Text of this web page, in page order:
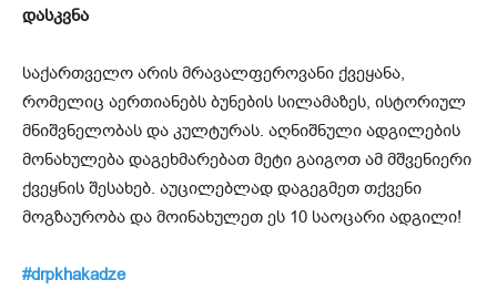
დასკვნა
საქართველო არის მრავალფეროვანი ქვეყანა,
რომელიც აერთიანებს ბუნების სილამაზეს, ისტორიულ
მნიშვნელობას და კულტურას. აღნიშნული ადგილების
მონახულება დაგეხმარებათ მეტი გაიგოთ ამ მშვენიერი
ქვეყნის შესახებ. აუცილებლად დაგეგმეთ თქვენი
მოგზაურობა და მოინახულეთ ეს 10 საოცარი ადგილი!
#drpkhakadze